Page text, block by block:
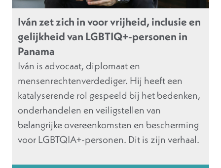
Iván zet zich in voor vrijheid, inclusie en
gelijkheid van LGBTIQ+-personen in
Panama
Iván is advocaat, diplomaat en
mensenrechtenverdediger. Hij heeft een
katalyserende rol gespeeld bij het bedenken,
onderhandelen en veiligstellen van
belangrijke overeenkomsten en bescherming
voor LGBTQIA+-personen. Dit is zijn verhaal.